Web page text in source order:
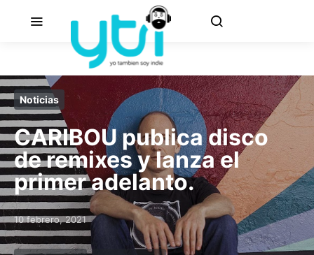
Noticias
CARIBOU publica disco
de remixes y lanza el
primer adelanto.
Posted on
10 febrero, 2021